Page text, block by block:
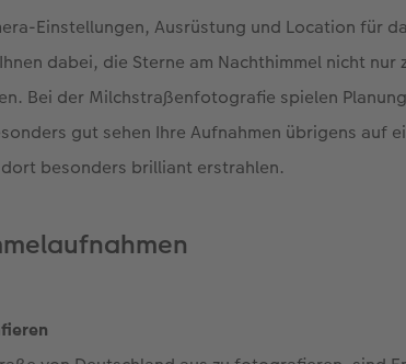
Einstellungen, Ausrüstung und Location für
dabei, die Sterne am Nachthimmel nicht nur
Bei der Milchstraßenfotografie spielen
gut sehen Ihre Aufnahmen übrigens auf
besonders brilliant erstrahlen.